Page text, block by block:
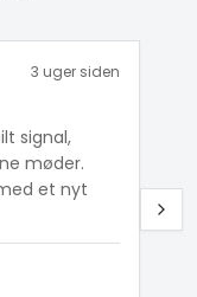
3 uger siden
signal,
møder.
et nyt